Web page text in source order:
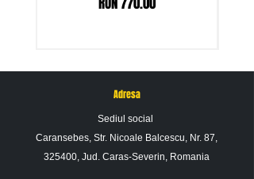
Adresa
Sediul social
Caransebes, Str. Nicoale Balcescu, Nr. 87,
325400, Jud. Caras-Severin, Romania